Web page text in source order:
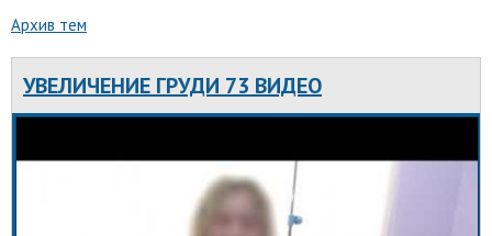
Архив тем
УВЕЛИЧЕНИЕ ГРУДИ 73 ВИДЕО